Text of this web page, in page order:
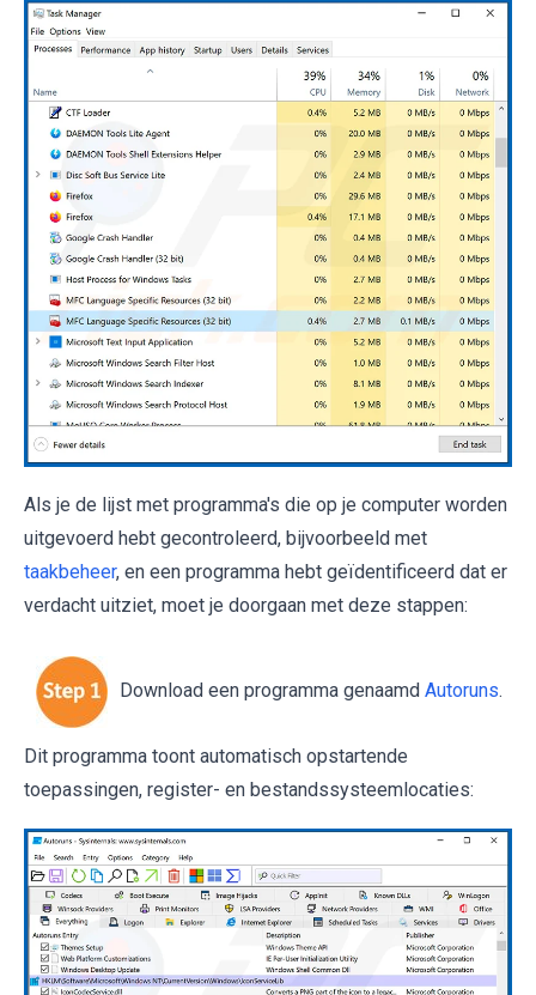
Als je de lijst met programma's die op je computer worden
uitgevoerd hebt gecontroleerd, bijvoorbeeld met
taakbeheer, en een programma hebt geïdentificeerd dat er
verdacht uitziet, moet je doorgaan met deze stappen:
Download een programma genaamd Autoruns.
Dit programma toont automatisch opstartende
toepassingen, register- en bestandssysteemlocaties: